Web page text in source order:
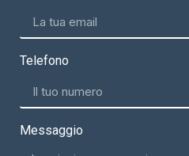
Telefono
Messaggio